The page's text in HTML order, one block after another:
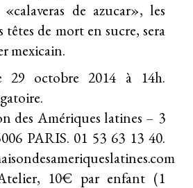
de azucar», les
têtes de mort en sucre, sera
mexicain.
octobre 2014 à 14h.
des Amériques latines – 3
PARIS. 01 53 63 13 40.
10€ par enfant (1